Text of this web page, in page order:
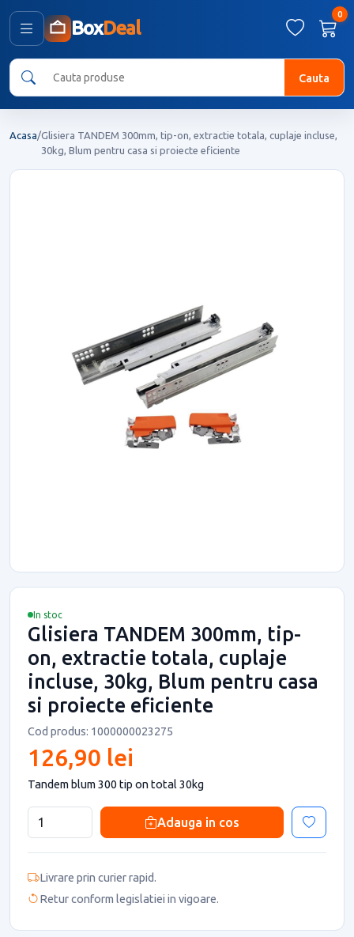
BoxDeal
0
Cauta
Acasa/Glisiera TANDEM 300mm, tip-on, extractie totala, cuplaje incluse,
30kg, Blum pentru casa si proiecte eficiente
In stoc
Glisiera TANDEM 300mm, tip-
on, extractie totala, cuplaje
incluse, 30kg, Blum pentru casa
si proiecte eficiente
Cod produs: 1000000023275
126,90 lei
Tandem blum 300 tip on total 30kg
Adauga in cos
Livrare prin curier rapid.
Retur conform legislatiei in vigoare.